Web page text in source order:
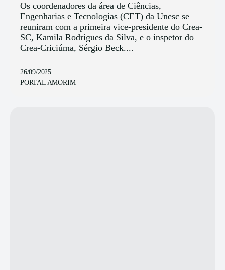
Os coordenadores da área de Ciências,
Engenharias e Tecnologias (CET) da Unesc se
reuniram com a primeira vice-presidente do Crea-
SC, Kamila Rodrigues da Silva, e o inspetor do
Crea-Criciúma, Sérgio Beck....
26/09/2025
PORTAL AMORIM